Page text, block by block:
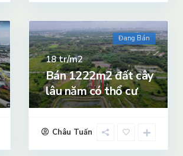
Đang Bán
18tr/m2
Bán 1222m2 đất cây
lâu năm có thổ cư
Châu Tuấn